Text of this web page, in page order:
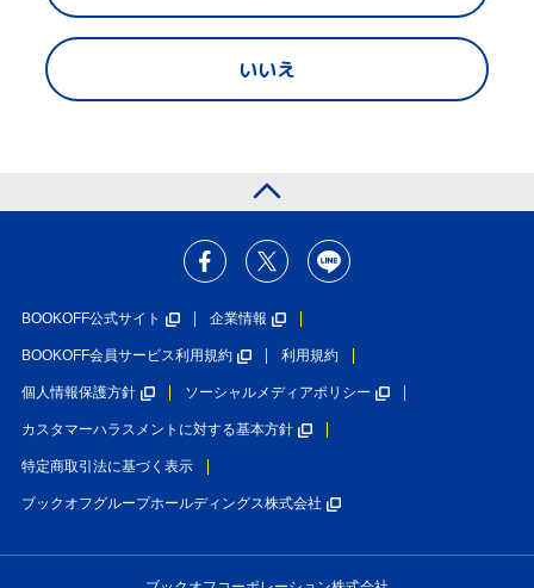
いいえ
BOOKOFF公式サイト 企業情報
BOOKOFF会員サービス利用規約 利用規約
個人情報保護方針 ソーシャルメディアポリシー
カスタマーハラスメントに対する基本方針
特定商取引法に基づく表示
ブックオフグループホールディングス株式会社